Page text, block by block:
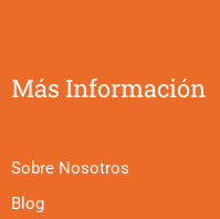
Más Información
Sobre Nosotros
Blog